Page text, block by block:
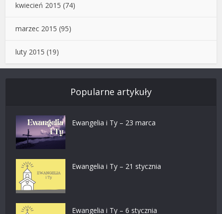
kwiecień 2015 (74)
marzec 2015 (95)
luty 2015 (19)
Popularne artykuły
Ewangelia i Ty – 23 marca
Ewangelia i Ty – 21 stycznia
Ewangelia i Ty – 6 stycznia